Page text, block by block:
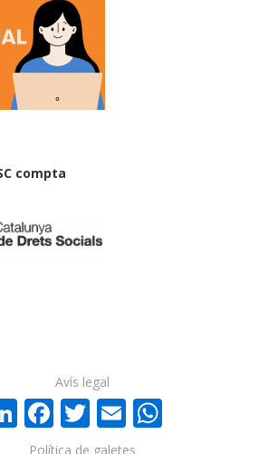
compta
LinkedIn
Facebook
Twitter
Email
Política de galetes
Avís legal